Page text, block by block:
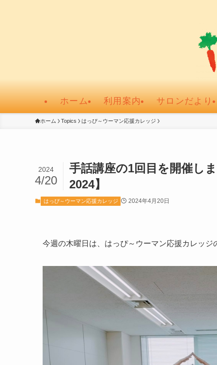
ホーム 利用案内 サロンだより
ホーム Topics はっぴ～ウーマン応援カレッジ
手話講座の1回目を開催し
2024】
2024
4/20
はっぴ～ウーマン応援カレッジ 2024年4月20日
今週の木曜日は、はっぴ～ウーマン応援カレッ